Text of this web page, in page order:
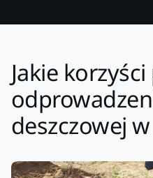
Jakie
deszczowej